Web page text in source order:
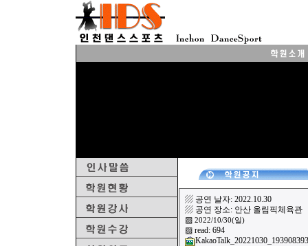
▨ 공연 날자: 2022.10.30
▨ 공연 장소: 안산 올림픽체육관
▨ 2022/10/30(일)
▨ read: 694